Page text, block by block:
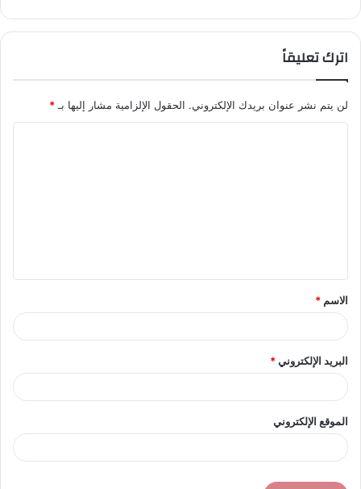
اترك تعليقاً
لن يتم نشر عنوان بريدك الإلكتروني. الحقول الإلزامية مشار إليها بـ*
ق
*
الاسم *
البريد الإلكتروني*
الموقع الإلكتروني